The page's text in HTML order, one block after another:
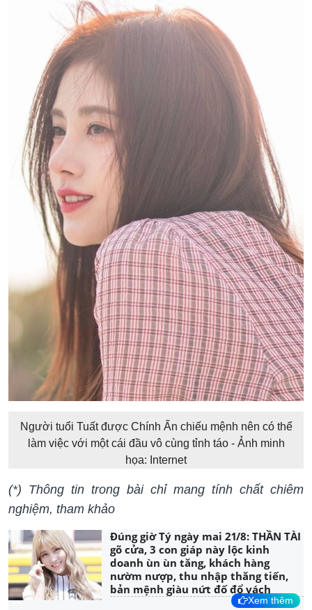
Người tuổi Tuất được Chính Ấn chiếu mệnh nên có thể
làm việc với một cái đầu vô cùng tỉnh táo - Ảnh minh
họa: Internet
(*) Thông tin trong bài chỉ mang tính chất chiêm
nghiệm, tham khảo
Đúng giờ Tý ngày mai 21/8: THẦN TÀI
gõ cửa, 3 con giáp này lộc kinh
doanh ùn ùn tăng, khách hàng
nườm nượp, thu nhập thăng tiến,
bản mệnh giàu nứt đố đổ vách
Xem thêm